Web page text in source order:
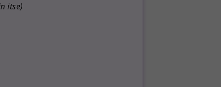
itse)